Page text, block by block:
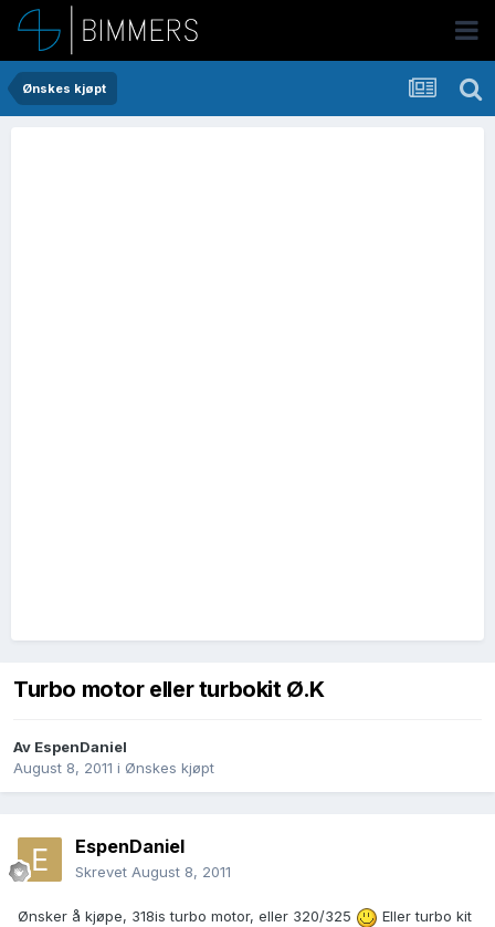
Ønskes kjøpt
Turbo motor eller turbokit Ø.K
Av EspenDaniel
August 8, 2011 i Ønskes kjøpt
EspenDaniel
Skrevet August 8, 2011
Ønsker å kjøpe, 318is turbo motor, eller 320/325
Eller turbo kit